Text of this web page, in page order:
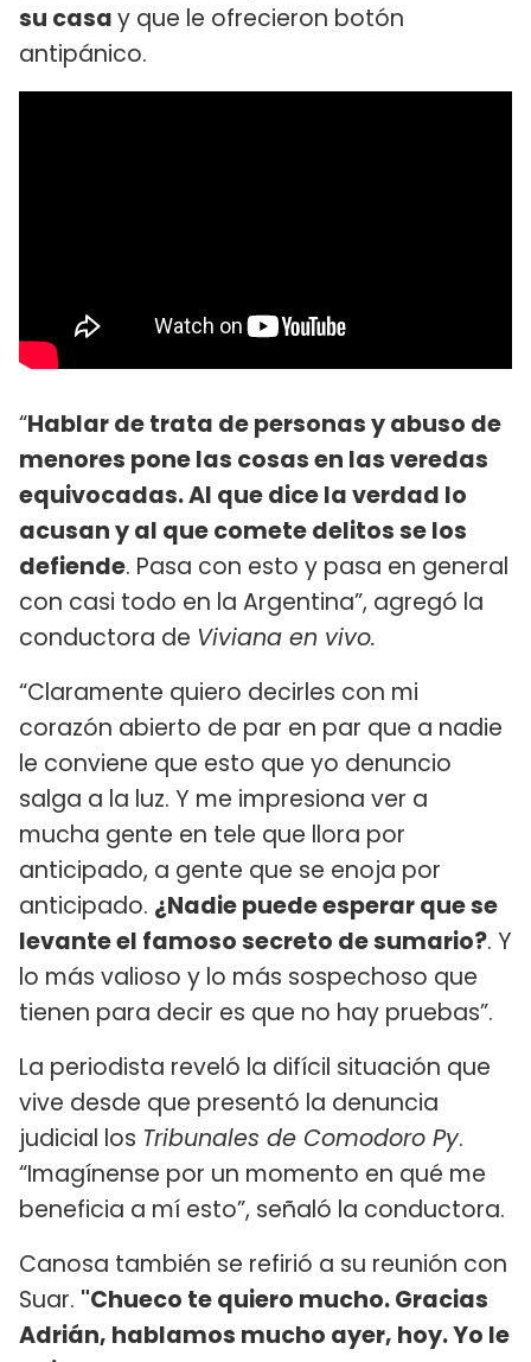
su casay que le ofrecieron botón
antipánico.
“Hablar de trata de personas y abuso de
menores pone las cosas en las veredas
equivocadas. Al que dice la verdad lo
acusan y al que comete delitos se los
defiende. Pasa con esto y pasa en general
con casi todo en la Argentina”, agregó la
conductora de Viviana en vivo.
“Claramente quiero decirles con mi
corazón abierto de par en par que a nadie
le conviene que esto que yo denuncio
salga a la luz. Y me impresiona ver a
mucha gente en tele que llora por
anticipado, a gente que se enoja por
anticipado. ¿Nadie puede esperar que se
levante el famoso secreto de sumario?. Y
lo más valioso y lo más sospechoso que
tienen para decir es que no hay pruebas”.
La periodista reveló la difícil situación que
vive desde que presentó la denuncia
judicial los Tribunales de Comodoro Py.
“Imagínense por un momento en qué me
beneficia a mí esto”, señaló la conductora.
Canosa también se refirió a su reunión con
Suar. "Chueco te quiero mucho. Gracias
Adrián, hablamos mucho ayer, hoy. Yo le